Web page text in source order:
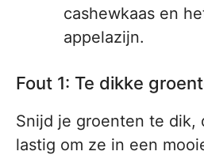
cashewkaas en
appelazijn.
Fout 1: Te dikke
Snijd je groenten te dik,
lastig om ze in een